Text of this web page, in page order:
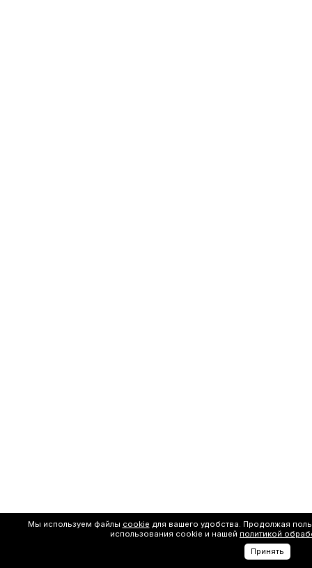
Мы используем файлы cookie для вашего удобства. Продолжая
использования cookie и нашей политикой
Принять